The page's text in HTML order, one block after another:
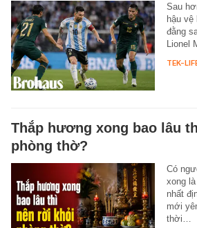
Sau
hậu vệ
đằng
Lionel
TEK-
Thắp hương xong bao lâu
phòng thờ?
Có
xong
nhất
mới
thời…